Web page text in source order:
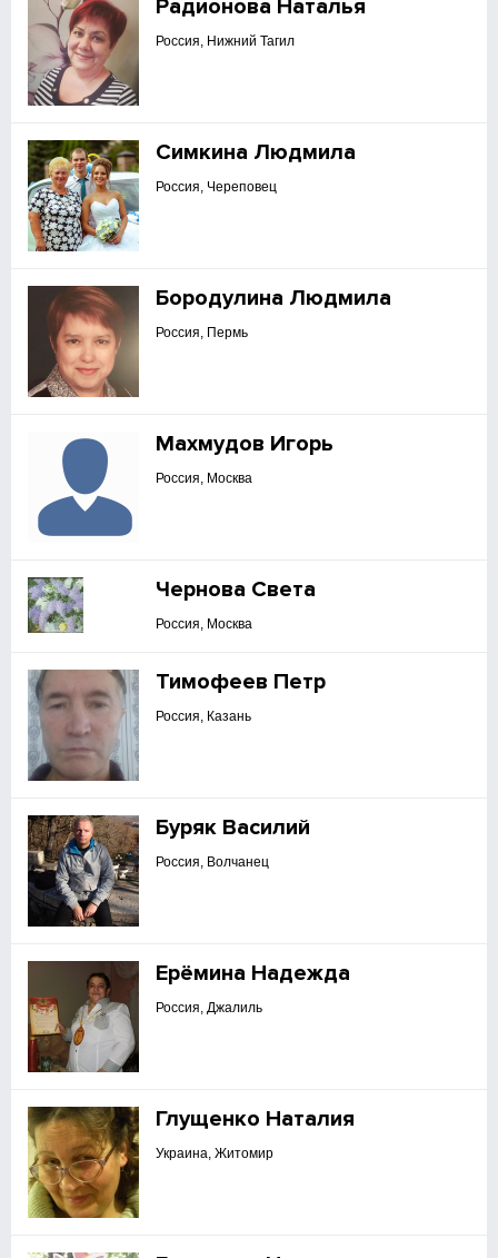
Радионова Наталья
Россия, Нижний Тагил
Симкина Людмила
Россия, Череповец
Бородулина Людмила
Россия, Пермь
Махмудов Игорь
Россия, Москва
Чернова Света
Россия, Москва
Тимофеев Петр
Россия, Казань
Буряк Василий
Россия, Волчанец
Ерёмина Надежда
Россия, Джалиль
Глущенко Наталия
Украина, Житомир